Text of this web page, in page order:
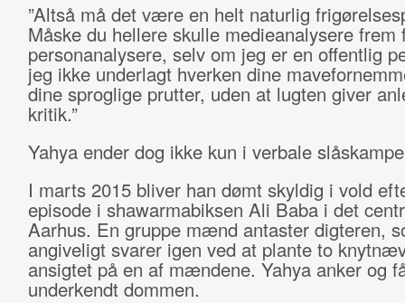
”Altså må det være en helt naturlig
Måske du hellere skulle medieanalysere frem
personanalysere, selv om jeg er en offentlig
jeg ikke underlagt hverken dine
dine sproglige prutter, uden at lugten giver
kritik.”
Yahya ender dog ikke kun i verbale
I marts 2015 bliver han dømt skyldig i vold
episode i shawarmabiksen Ali Baba i det
Aarhus. En gruppe mænd antaster digteren,
angiveligt svarer igen ved at plante to
ansigtet på en af mændene. Yahya anker og
underkendt dommen.